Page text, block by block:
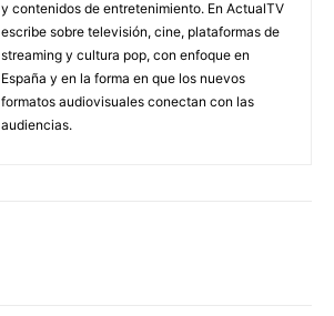
y contenidos de entretenimiento. En ActualTV
escribe sobre televisión, cine, plataformas de
streaming y cultura pop, con enfoque en
España y en la forma en que los nuevos
formatos audiovisuales conectan con las
audiencias.